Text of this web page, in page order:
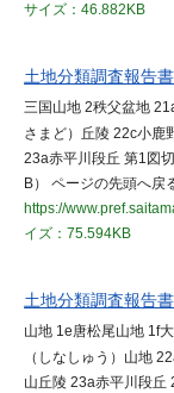
サイズ：46.882KB
土地分類調査報告
三国山地 2秩父盆地
さまど）丘陵 22c小鹿
23a赤平川段丘 第1図
B） ページの先頭へ戻
https://
イズ：75.594KB
土地分類調査報告
山地 1e唐松尾山地 1f
（しなしゅう）山地
山丘陵 23a赤平川段丘